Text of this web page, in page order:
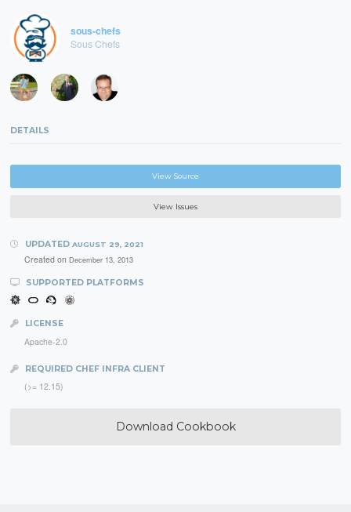
sous-chefs
Sous Chefs
DETAILS
View Source
View Issues
UPDATED AUGUST 29, 2021
Created on December 13, 2013
SUPPORTED PLATFORMS
LICENSE
Apache-2.0
REQUIRED CHEF INFRA CLIENT
(>= 12.15)
Download Cookbook